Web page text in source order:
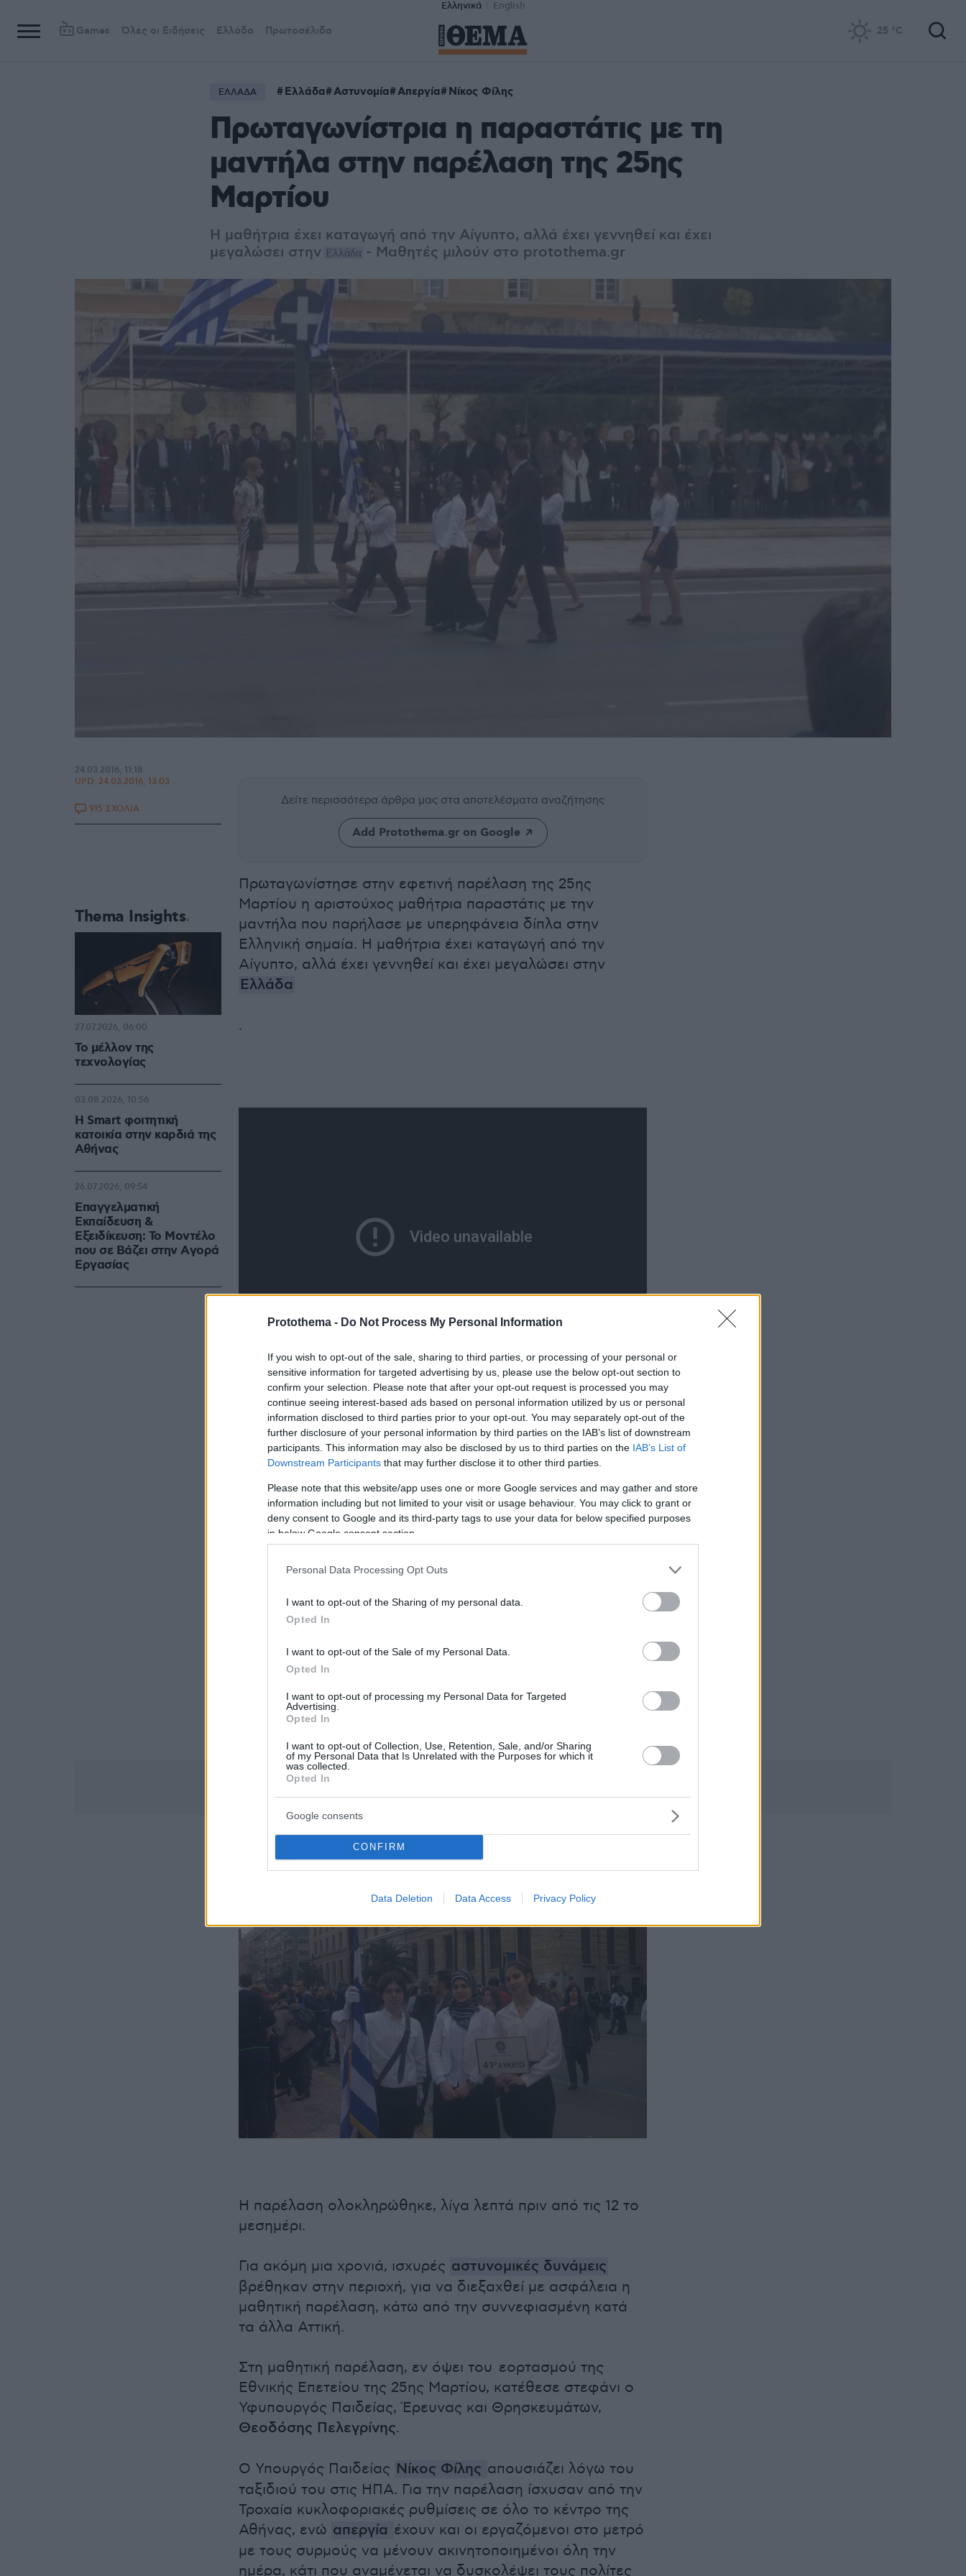
Protothema - Do Not Process My Personal Information
If you wish to opt-out of the sale, sharing to third parties, or processing of your personal or
sensitive information for targeted advertising by us, please use the below opt-out section to
confirm your selection. Please note that after your opt-out request is processed you may
continue seeing interest-based ads based on personal information utilized by us or personal
information disclosed to third parties prior to your opt-out. You may separately opt-out of the
further disclosure of your personal information by third parties on the IAB’s list of downstream
participants. This information may also be disclosed by us to third parties on the IAB’s List of
Downstream Participants that may further disclose it to other third parties.
Please note that this website/app uses one or more Google services and may gather and store
information including but not limited to your visit or usage behaviour. You may click to grant or
deny consent to Google and its third-party tags to use your data for below specified purposes
in below Google consent section.
Personal Data Processing Opt Outs
I want to opt-out of the Sharing of my personal data.
Opted In
I want to opt-out of the Sale of my Personal Data.
Opted In
I want to opt-out of processing my Personal Data for Targeted
Advertising.
Opted In
I want to opt-out of Collection, Use, Retention, Sale, and/or Sharing
of my Personal Data that Is Unrelated with the Purposes for which it
was collected.
Opted In
Google consents
CONFIRM
Data Deletion Data Access Privacy Policy
Ελληνικά English
Games Όλες οι Ειδήσεις Ελλάδα Πρωτοσέλιδα 25 °C
ΕΛΛΑΔΑ Ελλάδα Αστυνομία Απεργία Νίκος Φίλης
Πρωταγωνίστρια η παραστάτις με τη
μαντήλα στην παρέλαση της 25ης
Μαρτίου
Η μαθήτρια έχει καταγωγή από την Αίγυπτο, αλλά έχει γεννηθεί και έχει
μεγαλώσει στην Ελλάδα - Μαθητές μιλούν στο protothema.gr
Δείτε περισσότερα άρθρα μας στα αποτελέσματα αναζήτησης
Add Protothema.gr on Google
Πρωταγωνίστησε στην εφετινή παρέλαση της 25ης
Μαρτίου η αριστούχος μαθήτρια παραστάτις με την
μαντήλα που παρήλασε με υπερηφάνεια δίπλα στην
Ελληνική σημαία. Η μαθήτρια έχει καταγωγή από την
Αίγυπτο, αλλά έχει γεννηθεί και έχει μεγαλώσει στην
Ελλάδα
.
Η παρέλαση ολοκληρώθηκε, λίγα λεπτά πριν από τις 12 το
μεσημέρι.
Για ακόμη μια χρονιά, ισχυρές αστυνομικές δυνάμεις
βρέθηκαν στην περιοχή, για να διεξαχθεί με ασφάλεια η
μαθητική παρέλαση, κάτω από την συννεφιασμένη κατά
τα άλλα Αττική.
Στη μαθητική παρέλαση, εν όψει του εορτασμού της
Εθνικής Επετείου της 25ης Μαρτίου, κατέθεσε στεφάνι ο
Υφυπουργός Παιδείας, Έρευνας και Θρησκευμάτων,
Θεοδόσης Πελεγρίνης.
Ο Υπουργός Παιδείας Νίκος Φίλης απουσιάζει λόγω του
ταξιδιού του στις ΗΠΑ. Για την παρέλαση ίσχυσαν από την
Τροχαία κυκλοφοριακές ρυθμίσεις σε όλο το κέντρο της
Αθήνας, ενώ απεργία έχουν και οι εργαζόμενοι στο μετρό
με τους συρμούς να μένουν ακινητοποιημένοι όλη την
ημέρα, κάτι που αναμένεται να δυσκολέψει τους πολίτες
24.03.2016, 11:18
UPD: 24.03.2016, 13:03
915 ΣΧΟΛΙΑ
Thema Insights
Το μέλλον της
τεχνολογίας
27.07.2026, 06:00
Η Smart φοιτητική
κατοικία στην καρδιά της
Αθήνας
03.08.2026, 10:56
Επαγγελματική
Εκπαίδευση &
Εξειδίκευση: Το Mοντέλο
που σε Bάζει στην Aγορά
Eργασίας
26.07.2026, 09:54